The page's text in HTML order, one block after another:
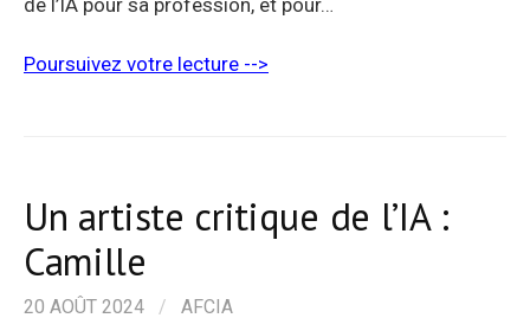
Poursuivez votre lecture -->
Un artiste critique de l’IA :
Camille
20 AOÛT 2024 / AFCIA